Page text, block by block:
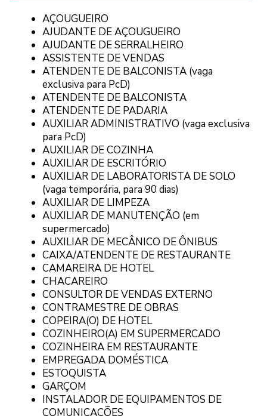
AÇOUGUEIRO
AJUDANTE DE AÇOUGUEIRO
AJUDANTE DE SERRALHEIRO
ASSISTENTE DE VENDAS
ATENDENTE DE BALCONISTA (vaga
exclusiva para PcD)
ATENDENTE DE BALCONISTA
ATENDENTE DE PADARIA
AUXILIAR ADMINISTRATIVO (vaga exclusiva
para PcD)
AUXILIAR DE COZINHA
AUXILIAR DE ESCRITÓRIO
AUXILIAR DE LABORATORISTA DE SOLO
(vaga temporária, para 90 dias)
AUXILIAR DE LIMPEZA
AUXILIAR DE MANUTENÇÃO (em
supermercado)
AUXILIAR DE MECÂNICO DE ÔNIBUS
CAIXA/ATENDENTE DE RESTAURANTE
CAMAREIRA DE HOTEL
CHACAREIRO
CONSULTOR DE VENDAS EXTERNO
CONTRAMESTRE DE OBRAS
COPEIRA(O) DE HOTEL
COZINHEIRO(A) EM SUPERMERCADO
COZINHEIRA EM RESTAURANTE
EMPREGADA DOMÉSTICA
ESTOQUISTA
GARÇOM
INSTALADOR DE EQUIPAMENTOS DE
COMUNICAÇÕES